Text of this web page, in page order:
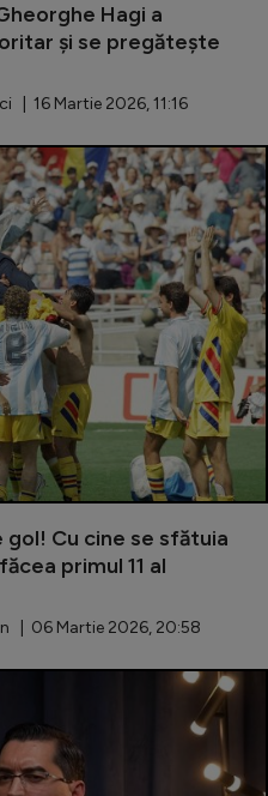
Hagi a
și se pregătește
| 16 Martie 2026, 11:16
Cu cine se sfătuia
primul 11 al
| 06 Martie 2026, 20:58